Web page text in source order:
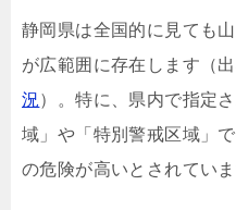
静岡県は全国的に見ても
が広範囲に存在します（出
況）。特に、県内で指定
域」や「特別警戒区域」
の危険が高いとされていま